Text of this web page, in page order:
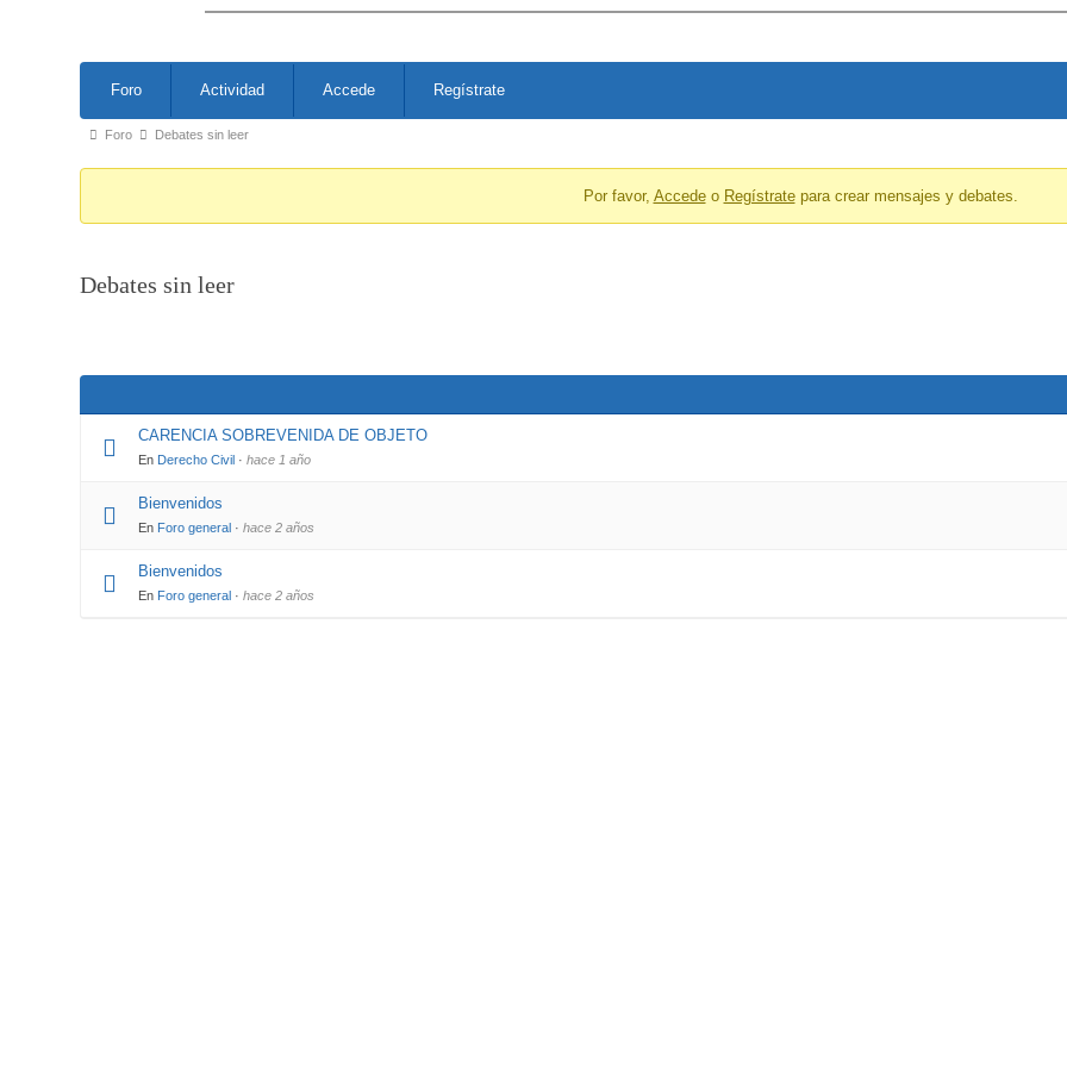
Navigation
Foro Actividad Accede Regístrate
Forum
You
here:
Foro Debates sin leer
Por favor, Accedeo Regístratepara crear mensajes y debates.
Debates sin leer
CARENCIA SOBREVENIDA DE OBJETO
En Derecho Civil ·hace 1 año
Bienvenidos
En Foro general ·hace 2 años
Bienvenidos
En Foro general ·hace 2 años